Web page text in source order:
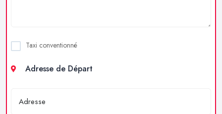
Taxi conventionné
Adresse de Départ